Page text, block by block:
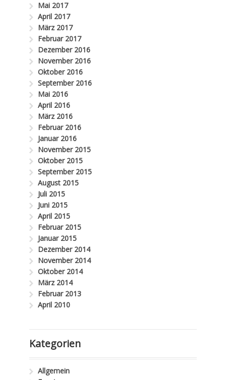
Mai 2017
April 2017
März 2017
Februar 2017
Dezember 2016
November 2016
Oktober 2016
September 2016
Mai 2016
April 2016
März 2016
Februar 2016
Januar 2016
November 2015
Oktober 2015
September 2015
August 2015
Juli 2015
Juni 2015
April 2015
Februar 2015
Januar 2015
Dezember 2014
November 2014
Oktober 2014
März 2014
Februar 2013
April 2010
Kategorien
Allgemein